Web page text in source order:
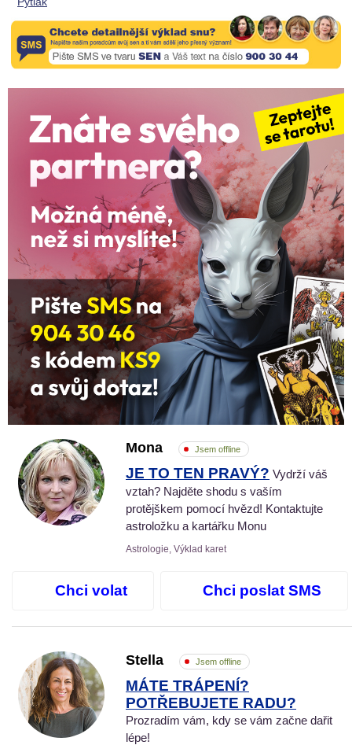
Mona Jsem offline
JE TO TEN PRAVÝ? Vydrží váš
vztah? Najděte shodu s vaším
protějškem pomocí hvězd! Kontaktujte
astroložku a kartářku Monu
Astrologie, Výklad karet
Chci volat Chci poslat SMS
Stella Jsem offline
MÁTE TRÁPENÍ?
POTŘEBUJETE RADU?
Prozradím vám, kdy se vám začne dařit
lépe!